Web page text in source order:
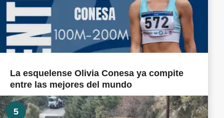
La esquelense Olivia Conesa ya compite
entre las mejores del mundo
5